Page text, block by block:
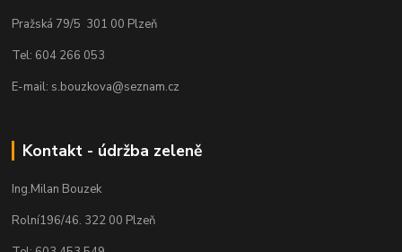
Pražská 79/5 301 00 Plzeň
Tel: 604 266 053
E-mail: s.bouzkova@seznam.cz
Kontakt - údržba zeleně
Ing.Milan Bouzek
Rolní196/46. 322 00 Plzeň